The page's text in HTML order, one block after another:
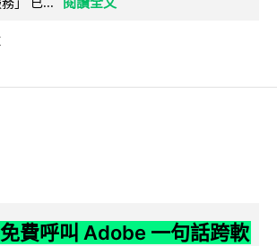
費呼叫 Adobe 一句話跨軟